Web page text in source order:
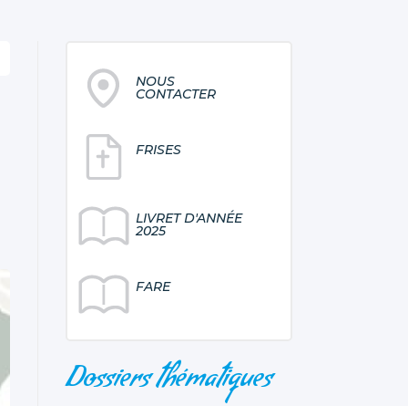
NOUS
CONTACTER
FRISES
LIVRET D'ANNÉE
2025
FARE
Dossiers thématiques